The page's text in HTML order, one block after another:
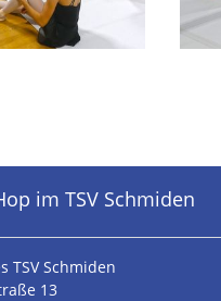
im TSV Schmiden
TSV Schmiden
13